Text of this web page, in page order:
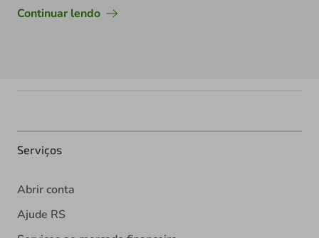
Continuar lendo
Serviços
Abrir conta
Ajude RS